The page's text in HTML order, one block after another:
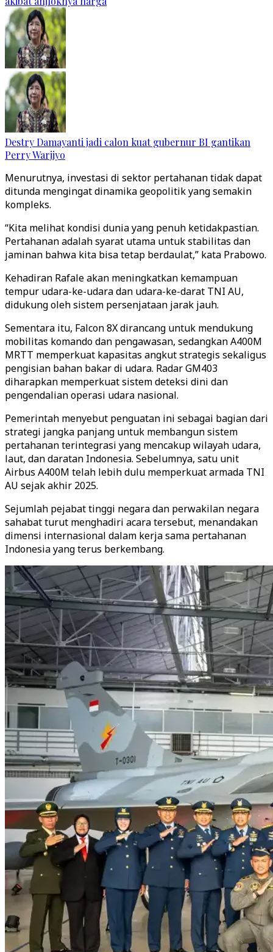
Destry Damayanti jadi calon kuat gubernur BI gantikan
Perry Warjiyo
Menurutnya, investasi di sektor pertahanan tidak dapat
ditunda mengingat dinamika geopolitik yang semakin
kompleks.
“Kita melihat kondisi dunia yang penuh ketidakpastian.
Pertahanan adalah syarat utama untuk stabilitas dan
jaminan bahwa kita bisa tetap berdaulat,” kata Prabowo.
Kehadiran Rafale akan meningkatkan kemampuan
tempur udara-ke-udara dan udara-ke-darat TNI AU,
didukung oleh sistem persenjataan jarak jauh.
Sementara itu, Falcon 8X dirancang untuk mendukung
mobilitas komando dan pengawasan, sedangkan A400M
MRTT memperkuat kapasitas angkut strategis sekaligus
pengisian bahan bakar di udara. Radar GM403
diharapkan memperkuat sistem deteksi dini dan
pengendalian operasi udara nasional.
Pemerintah menyebut penguatan ini sebagai bagian dari
strategi jangka panjang untuk membangun sistem
pertahanan terintegrasi yang mencakup wilayah udara,
laut, dan daratan Indonesia. Sebelumnya, satu unit
Airbus A400M telah lebih dulu memperkuat armada TNI
AU sejak akhir 2025.
Sejumlah pejabat tinggi negara dan perwakilan negara
sahabat turut menghadiri acara tersebut, menandakan
dimensi internasional dalam kerja sama pertahanan
Indonesia yang terus berkembang.